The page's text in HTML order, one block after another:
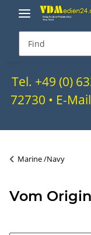
Tel. +49 (0)
72730 • E-
Marine /Navy
Vom